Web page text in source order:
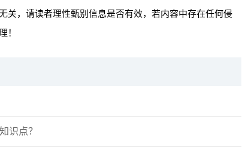
关，请读者理性甄别信息是否有效，若内容中存在任何侵
！
识点？